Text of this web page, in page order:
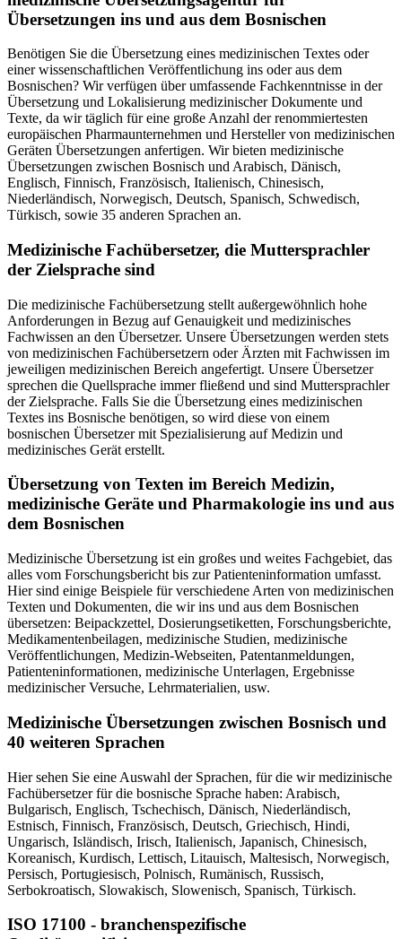
Übersetzungen ins und aus dem Bosnischen
Benötigen Sie die Übersetzung eines medizinischen Textes oder
einer wissenschaftlichen Veröffentlichung ins oder aus dem
Bosnischen? Wir verfügen über umfassende Fachkenntnisse in der
Übersetzung und Lokalisierung medizinischer Dokumente und
Texte, da wir täglich für eine große Anzahl der renommiertesten
europäischen Pharmaunternehmen und Hersteller von medizinischen
Geräten Übersetzungen anfertigen. Wir bieten medizinische
Übersetzungen zwischen Bosnisch und Arabisch, Dänisch,
Englisch, Finnisch, Französisch, Italienisch, Chinesisch,
Niederländisch, Norwegisch, Deutsch, Spanisch, Schwedisch,
Türkisch, sowie 35 anderen Sprachen an.
Medizinische Fachübersetzer, die Muttersprachler
der Zielsprache sind
Die medizinische Fachübersetzung stellt außergewöhnlich hohe
Anforderungen in Bezug auf Genauigkeit und medizinisches
Fachwissen an den Übersetzer. Unsere Übersetzungen werden stets
von medizinischen Fachübersetzern oder Ärzten mit Fachwissen im
jeweiligen medizinischen Bereich angefertigt. Unsere Übersetzer
sprechen die Quellsprache immer fließend und sind Muttersprachler
der Zielsprache. Falls Sie die Übersetzung eines medizinischen
Textes ins Bosnische benötigen, so wird diese von einem
bosnischen Übersetzer mit Spezialisierung auf Medizin und
medizinisches Gerät erstellt.
Übersetzung von Texten im Bereich Medizin,
medizinische Geräte und Pharmakologie ins und aus
dem Bosnischen
Medizinische Übersetzung ist ein großes und weites Fachgebiet, das
alles vom Forschungsbericht bis zur Patienteninformation umfasst.
Hier sind einige Beispiele für verschiedene Arten von medizinischen
Texten und Dokumenten, die wir ins und aus dem Bosnischen
übersetzen: Beipackzettel, Dosierungsetiketten, Forschungsberichte,
Medikamentenbeilagen, medizinische Studien, medizinische
Veröffentlichungen, Medizin-Webseiten, Patentanmeldungen,
Patienteninformationen, medizinische Unterlagen, Ergebnisse
medizinischer Versuche, Lehrmaterialien, usw.
Medizinische Übersetzungen zwischen Bosnisch und
40 weiteren Sprachen
Hier sehen Sie eine Auswahl der Sprachen, für die wir medizinische
Fachübersetzer für die bosnische Sprache haben: Arabisch,
Bulgarisch, Englisch, Tschechisch, Dänisch, Niederländisch,
Estnisch, Finnisch, Französisch, Deutsch, Griechisch, Hindi,
Ungarisch, Isländisch, Irisch, Italienisch, Japanisch, Chinesisch,
Koreanisch, Kurdisch, Lettisch, Litauisch, Maltesisch, Norwegisch,
Persisch, Portugiesisch, Polnisch, Rumänisch, Russisch,
Serbokroatisch, Slowakisch, Slowenisch, Spanisch, Türkisch.
ISO 17100 - branchenspezifische